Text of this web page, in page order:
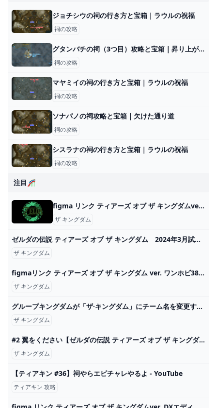
ジョチシウの祠の行き方と宝箱｜ラウルの祝福
祠の攻略
グタンバチの祠（3つ目）攻略と宝箱｜昇り上がる力
祠の攻略
マヤミイの祠の行き方と宝箱｜ラウルの祝福
祠の攻略
ソナパノの祠攻略と宝箱｜欠けた通り道
祠の攻略
シスラナの祠の行き方と宝箱｜ラウルの祝福
祠の攻略
注目🎢
figma リンク ティアーズ オブ ザ キングダムver. DXエディション｜グッドスマイルカンパニー公式ショップ
ザ キングダム
ゼルダの伝説 ティアーズ オブ ザ キングダム 2024年3月試奏会 / The Legend of Zelda: TotK Mar. 2024 Trial Session - YouTube
ザ キングダム
figmaリンク ティアーズ オブ ザ キングダム ver. ワンホビ38新作フィギュア展示フォトギャラリー
ザ キングダム
グループキングダムが「ザ·キングダム」にチーム名を変更する。所属事務所GFエンターテインメントは4日午後、公式立場を出し「キングダム(KINGDOM)の公式名称がザ·キングダム(The KingDom.. - MK
ザ キングダム
#2 翼をください【ゼルダの伝説 ティアーズ オブ ザ キングダム】 - YouTube
ザ キングダム
【ティアキン #36】祠やらエピチャレやるよ - YouTube
ティアキン 攻略